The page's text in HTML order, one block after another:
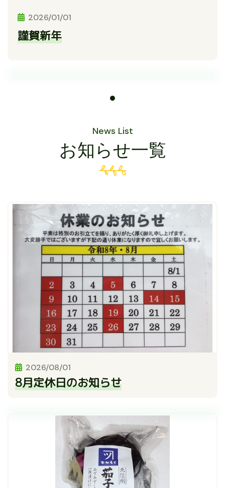
2026/01/01
謹賀新年
News List
お知らせ一覧
2026/08/01
8月定休日のお知らせ